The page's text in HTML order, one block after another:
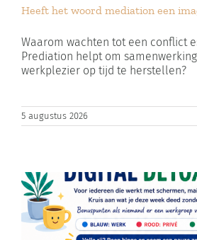
naar:
Winkelwagen
Heeft het woord mediation een
Waarom wachten tot een conflict
Prediation helpt om
werkplezier op tijd te herstellen?
5 augustus 2026